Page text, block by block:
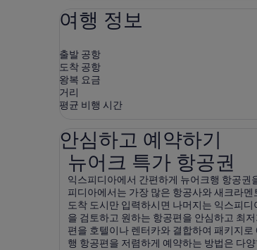
여행 정보
출발 공항
도착 공항
왕복 요금
거리
평균 비행 시간
안심하고 예약하기
뉴어크 특가 항공권
익스피디아에서 간편하게 뉴어크행 항공
피디아에서는 가장 많은 항공사와 새크라
도착 도시만 입력하시면 나머지는 익스피
을 검토하고 원하는 항공편을 안심하고 최
편을 호텔이나 렌터카와 결합하여 패키지
행 항공편을 저렴하게 예약하는 방법은 다
뉴어크 특가 항공권